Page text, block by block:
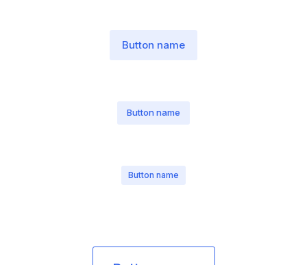
Button name
Button name
Button name